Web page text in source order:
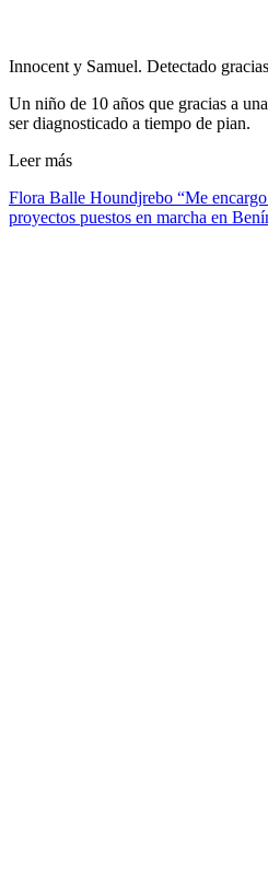
Innocent y Samuel. Detectado
Un niño de 10 años que gracias a
ser diagnosticado a tiempo de pian.
Leer más
Flora Balle Houndjrebo “Me
proyectos puestos en marcha en